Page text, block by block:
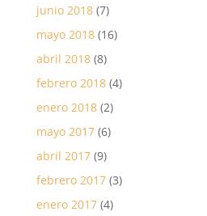
junio 2018(7)
mayo 2018(16)
abril 2018(8)
febrero 2018(4)
enero 2018(2)
mayo 2017(6)
abril 2017(9)
febrero 2017(3)
enero 2017(4)